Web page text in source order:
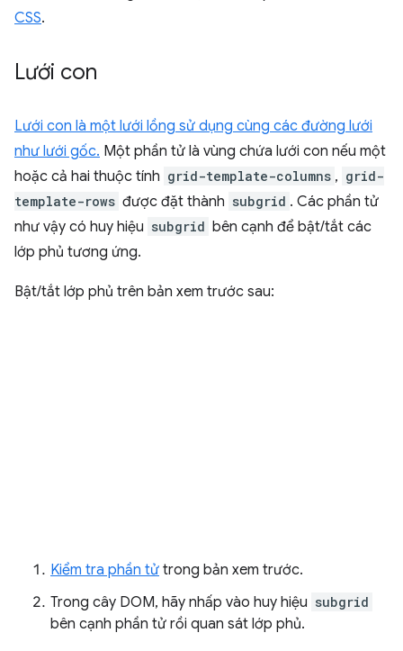
CSS.
Lưới con
Lưới con là một lưới lồng sử dụng cùng các đường lưới
như lưới gốc. Một phần tử là vùng chứa lưới con nếu một
hoặc cả hai thuộc tính grid-template-columns , grid-
template-rows được đặt thành subgrid . Các phần tử
như vậy có huy hiệu subgrid bên cạnh để bật/tắt các
lớp phủ tương ứng.
Bật/tắt lớp phủ trên bản xem trước sau:
Kiểm tra phần tử trong bản xem trước.
Trong cây DOM, hãy nhấp vào huy hiệu subgrid
bên cạnh phần tử rồi quan sát lớp phủ.